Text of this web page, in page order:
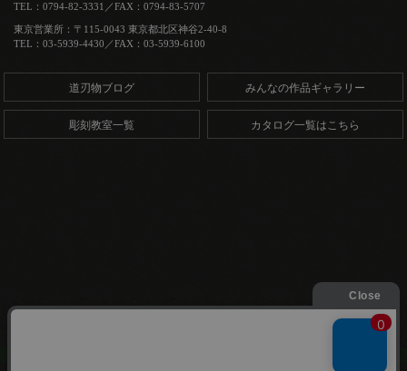
TEL：0794-82-3331／FAX：0794-83-5707
東京営業所：〒115-0043 東京都北区神谷2-40-8
TEL：03-5939-4430／FAX：03-5939-6100
道刃物ブログ みんなの作品ギャラリー
彫刻教室一覧 カタログ一覧はこちら